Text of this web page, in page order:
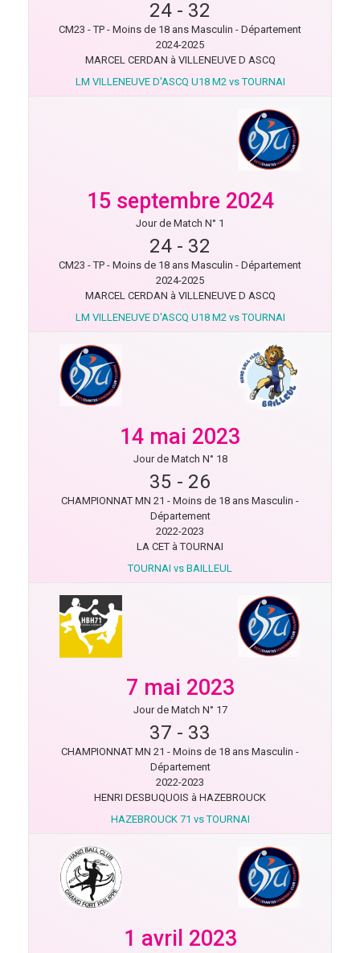
24 - 32
CM23 - TP - Moins de 18 ans Masculin - Département
2024-2025
MARCEL CERDAN à VILLENEUVE D ASCQ
LM VILLENEUVE D'ASCQ U18 M2 vs TOURNAI
15 septembre 2024
Jour de Match N° 1
24 - 32
CM23 - TP - Moins de 18 ans Masculin - Département
2024-2025
MARCEL CERDAN à VILLENEUVE D ASCQ
LM VILLENEUVE D'ASCQ U18 M2 vs TOURNAI
14 mai 2023
Jour de Match N° 18
35 - 26
CHAMPIONNAT MN 21 - Moins de 18 ans Masculin -
Département
2022-2023
LA CET à TOURNAI
TOURNAI vs BAILLEUL
7 mai 2023
Jour de Match N° 17
37 - 33
CHAMPIONNAT MN 21 - Moins de 18 ans Masculin -
Département
2022-2023
HENRI DESBUQUOIS à HAZEBROUCK
HAZEBROUCK 71 vs TOURNAI
1 avril 2023